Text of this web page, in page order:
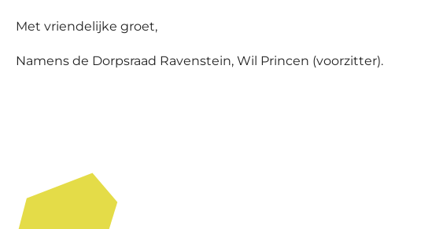
Met vriendelijke groet,
Namens de Dorpsraad Ravenstein, Wil Princen (voorzitter).